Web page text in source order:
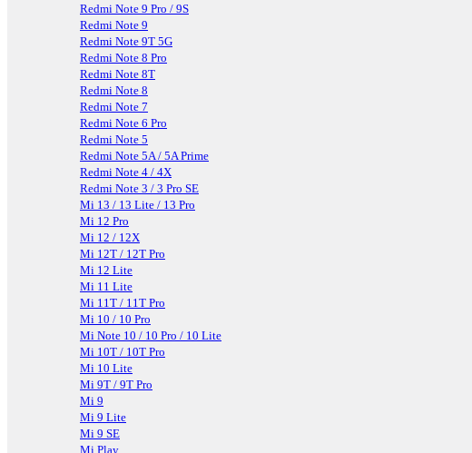
Redmi Note 9 Pro / 9S
Redmi Note 9
Redmi Note 9T 5G
Redmi Note 8 Pro
Redmi Note 8T
Redmi Note 8
Redmi Note 7
Redmi Note 6 Pro
Redmi Note 5
Redmi Note 5A / 5A Prime
Redmi Note 4 / 4X
Redmi Note 3 / 3 Pro SE
Mi 13 / 13 Lite / 13 Pro
Mi 12 Pro
Mi 12 / 12X
Mi 12T / 12T Pro
Mi 12 Lite
Mi 11 Lite
Mi 11T / 11T Pro
Mi 10 / 10 Pro
Mi Note 10 / 10 Pro / 10 Lite
Mi 10T / 10T Pro
Mi 10 Lite
Mi 9T / 9T Pro
Mi 9
Mi 9 Lite
Mi 9 SE
Mi Play